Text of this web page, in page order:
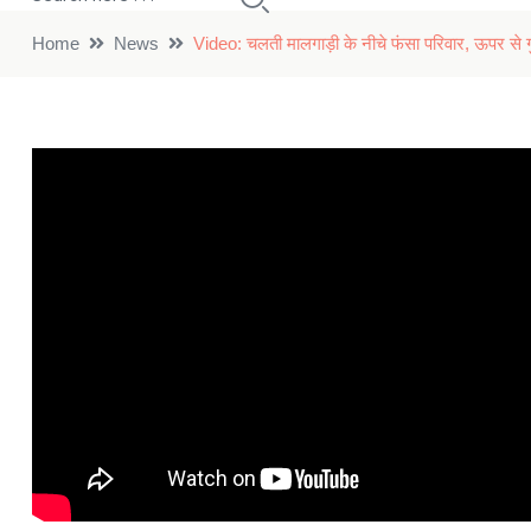
Home News Video: चलती मालगाड़ी के नीचे फंसा परिवार, ऊपर से